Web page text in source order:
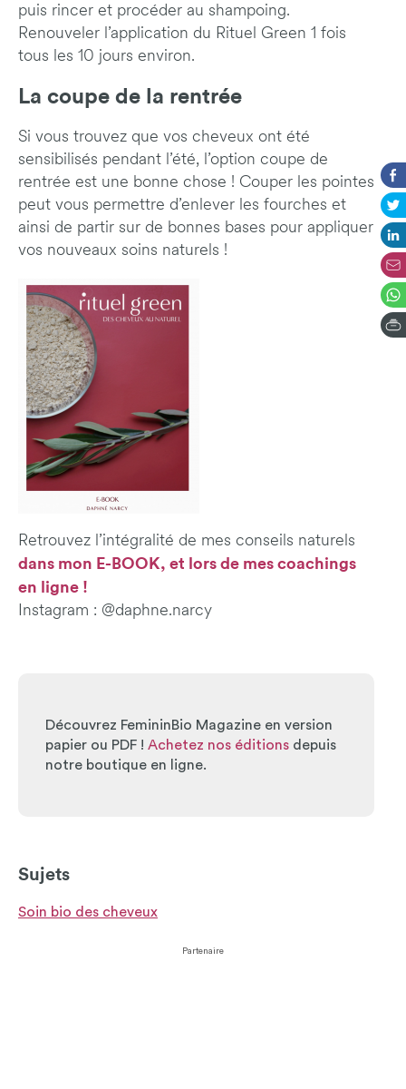
puis rincer et procéder au shampoing.
Renouveler l’application du Rituel Green 1 fois
tous les 10 jours environ.
La coupe de la rentrée
Si vous trouvez que vos cheveux ont été
sensibilisés pendant l’été, l’option coupe de
rentrée est une bonne chose ! Couper les pointes
peut vous permettre d’enlever les fourches et
ainsi de partir sur de bonnes bases pour appliquer
vos nouveaux soins naturels !
Retrouvez l’intégralité de mes conseils naturels
dans mon E-BOOK, et lors de mes coachings
en ligne !
Instagram : @daphne.narcy
Découvrez FemininBio Magazine en version
papier ou PDF ! Achetez nos éditions depuis
notre boutique en ligne.
Sujets
Soin bio des cheveux
Partenaire